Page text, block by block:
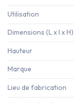
Utilisation
Dimensions (L x l x H)
Hauteur
Marque
Lieu de fabrication